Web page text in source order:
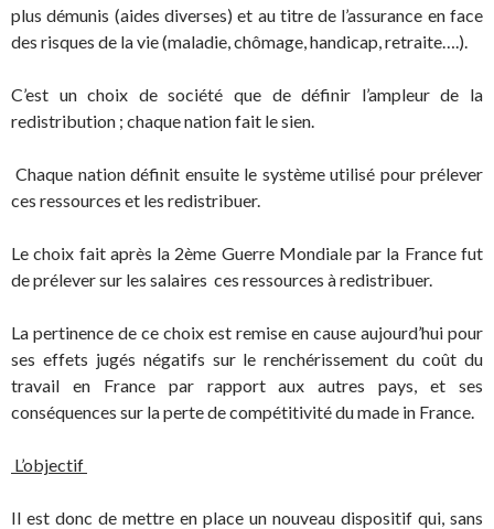
plus démunis (aides diverses) et au titre de l’assurance en face
des risques de la vie (maladie, chômage, handicap, retraite….).
C’est un choix de société que de définir l’ampleur de la
redistribution ; chaque nation fait le sien.
Chaque nation définit ensuite le système utilisé pour prélever
ces ressources et les redistribuer.
Le choix fait après la 2ème Guerre Mondiale par la France fut
de prélever sur les salaires ces ressources à redistribuer.
La pertinence de ce choix est remise en cause aujourd’hui pour
ses effets jugés négatifs sur le renchérissement du coût du
travail en France par rapport aux autres pays, et ses
conséquences sur la perte de compétitivité du made in France.
L’objectif
Il est donc de mettre en place un nouveau dispositif qui, sans